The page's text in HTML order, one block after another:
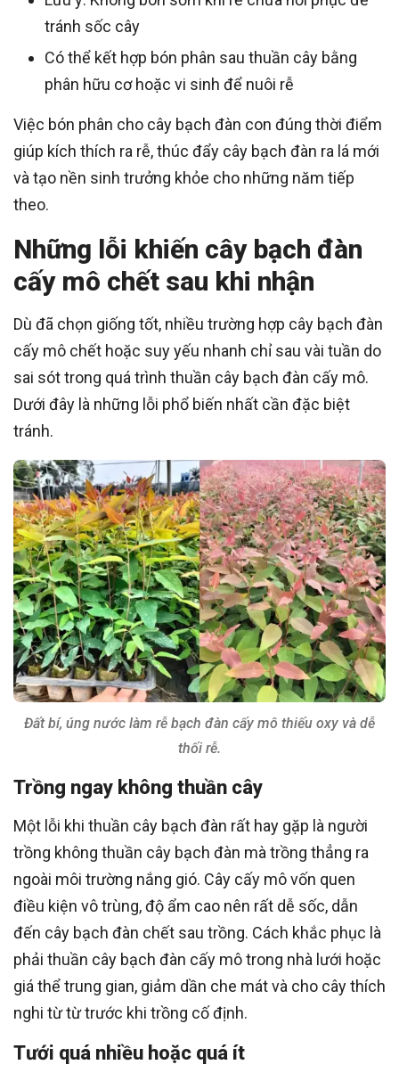
tránh sốc cây
Có thể kết hợp bón phân sau thuần cây bằng
phân hữu cơ hoặc vi sinh để nuôi rễ
Việc bón phân cho cây bạch đàn con đúng thời điểm
giúp kích thích ra rễ, thúc đẩy cây bạch đàn ra lá mới
và tạo nền sinh trưởng khỏe cho những năm tiếp
theo.
Những lỗi khiến cây bạch đàn
cấy mô chết sau khi nhận
Dù đã chọn giống tốt, nhiều trường hợp cây bạch đàn
cấy mô chết hoặc suy yếu nhanh chỉ sau vài tuần do
sai sót trong quá trình thuần cây bạch đàn cấy mô.
Dưới đây là những lỗi phổ biến nhất cần đặc biệt
tránh.
Đất bí, úng nước làm rễ bạch đàn cấy mô thiếu oxy và dễ
thối rễ.
Trồng ngay không thuần cây
Một lỗi khi thuần cây bạch đàn rất hay gặp là người
trồng không thuần cây bạch đàn mà trồng thẳng ra
ngoài môi trường nắng gió. Cây cấy mô vốn quen
điều kiện vô trùng, độ ẩm cao nên rất dễ sốc, dẫn
đến cây bạch đàn chết sau trồng. Cách khắc phục là
phải thuần cây bạch đàn cấy mô trong nhà lưới hoặc
giá thể trung gian, giảm dần che mát và cho cây thích
nghi từ từ trước khi trồng cố định.
Tưới quá nhiều hoặc quá ít